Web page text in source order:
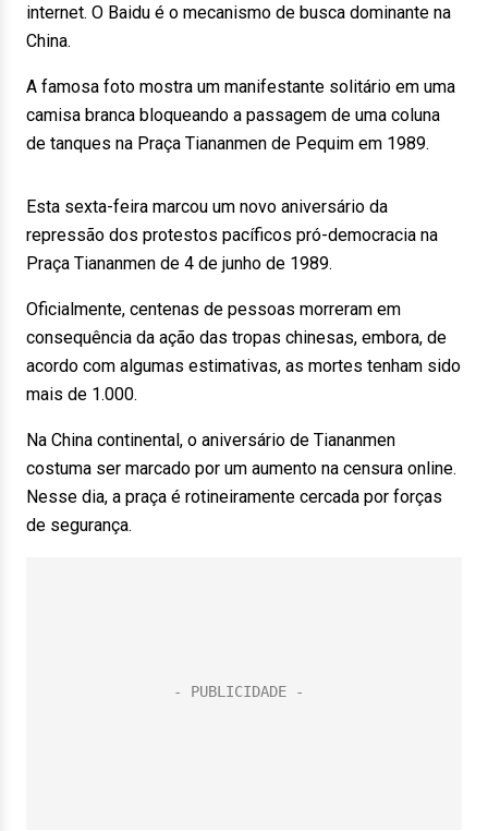
internet. O Baidu é o mecanismo de busca dominante na
China.
A famosa foto mostra um manifestante solitário em uma
camisa branca bloqueando a passagem de uma coluna
de tanques na Praça Tiananmen de Pequim em 1989.
Esta sexta-feira marcou um novo aniversário da
repressão dos protestos pacíficos pró-democracia na
Praça Tiananmen de 4 de junho de 1989.
Oficialmente, centenas de pessoas morreram em
consequência da ação das tropas chinesas, embora, de
acordo com algumas estimativas, as mortes tenham sido
mais de 1.000.
Na China continental, o aniversário de Tiananmen
costuma ser marcado por um aumento na censura online.
Nesse dia, a praça é rotineiramente cercada por forças
de segurança.